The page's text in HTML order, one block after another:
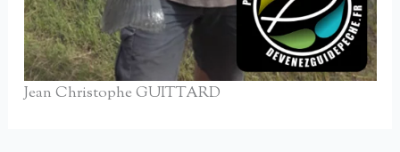
Jean Christophe GUITTARD